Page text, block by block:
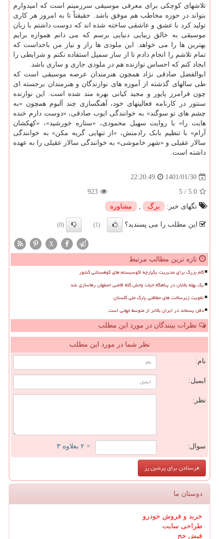
تلاشهای کوچکی برای معرفی موسیقی سرزمینم است که امیدوارم
بتواند در حوزه مخاطب هم موفق باشد. حقیقتاً تا به امروز هر کاری
تولید کرد با عشق و عاشقی ساخته شده اند که دوست داشتم با زبان
موسیقی به خالق زیبایی دنیایی برسم که می دانم همواره برایم
بهترین ها را می خواهد. این ملودی ها راز و نیاز من باخداست که
تمام تلاشم را انجام دادم تا از ساز سمپل استفاده نکنم و شرایطی را
ایجاد کنم که احساس نوازنده هم در ملودی جاری و ساری باشد.
ابوالفضل صادقی نژاد همچون هنرمندان عرصه موسیقی است که
طی سالهای گذشته از آموزه های نوازندگان و هنرمندان برجسته ای
چون فرامرز پایور و مجید کیانی بهره مند شده است. این نوازنده
سنتور در کارنامه فعالیتهای خود، آهنگسازی چند آلبوم همچون «به
چشم های تو سوگند» به خوانندگی ایوب صادقی، «دوست دارم خنده
هایت را» با روایت سهیل محمودی، «ستاره خورشید»، «کهکشان
آرام» با تنظیم بابک رادمنش، «از تنهایی گریه مکن» به خوانندگی
سالار عقیلی و «شهر خاموشی» به خوانندگی سالار عقیلی را به عهده
داشته است.
1401/01/30
22:20:49
5.0
/
5
923
تگهای خبر:
برگ , مشاوره
این مطلب را می پسندید؟ (1)
(0)
X
تازه ترین مطالب مرتبط
گام بزرگ برای مدیریت یکپارچه اکوسیستم های کوهستانی کشور
یک بهله بالابان در پناهگاه حیات وحش کلاه قاضی اصفهان رهاسازی شد
تقویت زیرساخت های حفاظتی پارک ملی گلستان
دفن پسماند در ایران بالاتر از متوسط جهانی است
نظرات بینندگان در مورد این مطلب
نظر شما در مورد این مطلب
نام:
ایمیل:
نظر:
سوال: = ۲ بعلاوه ۳
دوستان ما
خرید و فروش خودرو
طراحی سایت
فیش حج